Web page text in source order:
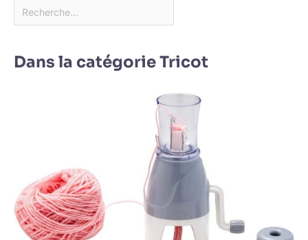
Dans la catégorie Tricot